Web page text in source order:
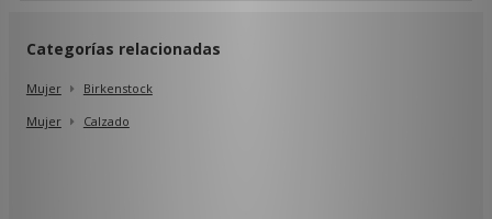
Categorías relacionadas
Mujer
Birkenstock
Mujer
Calzado